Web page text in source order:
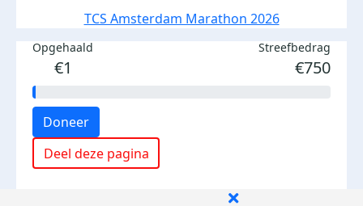
TCS Amsterdam Marathon 2026
Opgehaald
€1
Streefbedrag
€750
Doneer
Deel deze pagina